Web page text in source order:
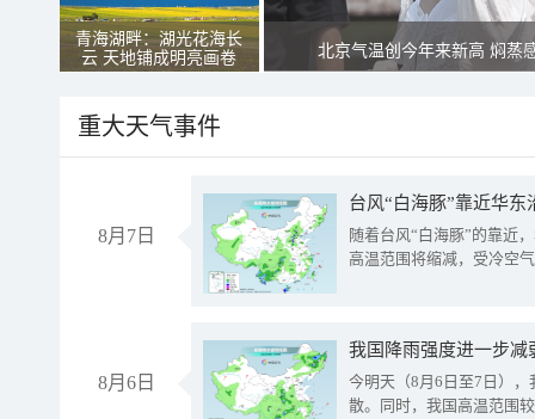
青海湖畔：湖光花海长
云 天地铺成明亮画卷
北京气温创今年来新高 焖蒸
重大天气事件
8月7日
台风“白海豚”靠近华
随着台风“白海豚”的靠近
高温范围将缩减，受冷空
8月6日
今明天（8月6日至7日）
散。同时，我国高温范围